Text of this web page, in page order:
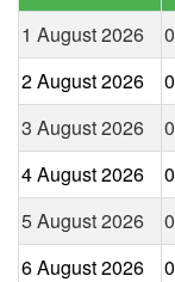
1 August 2026
2 August 2026
3 August 2026
4 August 2026
5 August 2026
6 August 2026